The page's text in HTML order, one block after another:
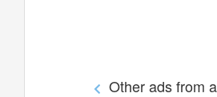
Other ads from